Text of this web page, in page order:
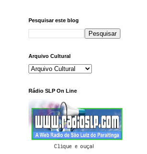
Pesquisar este blog
Arquivo Cultural
Rádio SLP On Line
Clique e ouça!